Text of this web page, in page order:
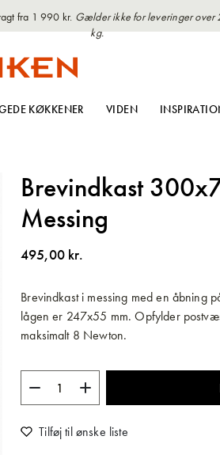
fra 1 990 kr. Gælder ikke for leveringer over
kg.
KØKKENER VIDEN
Brevindkast
Messing
495,00 kr.
Brevindkast i messing med en åbning
lågen er 247x55 mm. Opfylder
maksimalt 8 Newton.
Tilføj til ønske liste